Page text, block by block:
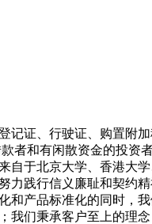
记证、行驶证、购置附
者和有闲散资金的投资
自于北京大学、香港大
力践行信义廉耻和契约
和产品标准化的同时，
我们秉承客户至上的理